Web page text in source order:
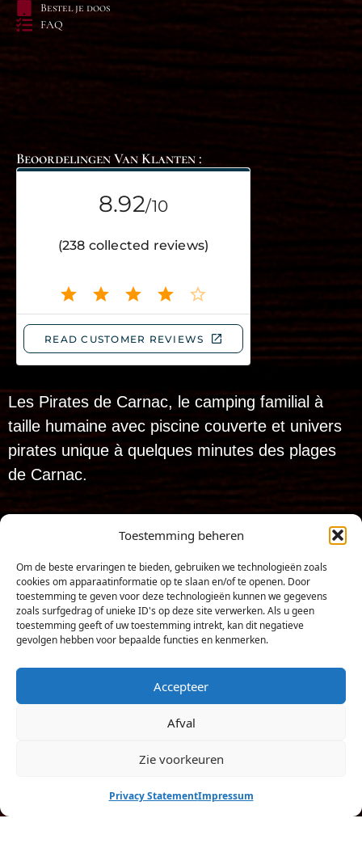
Toestemming beheren
Om de beste ervaringen te bieden, gebruiken we technologieën zoals
cookies om apparaatinformatie op te slaan en/of te openen. Door
toestemming te geven voor deze technologieën kunnen we gegevens
zoals surfgedrag of unieke ID's op deze site verwerken. Als u geen
toestemming geeft of uw toestemming intrekt, kan dit negatieve
gevolgen hebben voor bepaalde functies en kenmerken.
Accepteer
Afval
Zie voorkeuren
Privacy StatementImpressum
Boek
Bestel je doos
FAQ
Beoordelingen Van Klanten :
Les Pirates de Carnac, le camping familial à
taille humaine avec piscine couverte et univers
pirates unique à quelques minutes des plages
de Carnac.
et dès le 10 avril 2026, il a hissé son
nouveau pavillon pour devenir :
Les Pirates de
Carnac
Productie: Iconic-Digital.fr
Juridische informatie